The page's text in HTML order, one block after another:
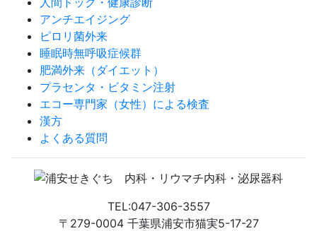
アンチエイジング
ピロリ菌外来
睡眠時無呼吸症候群
肥満外来（ダイエット）
プラセンタ・ビタミン注射
エコー専門家（女性）による検査
漢方
よくある質問
TEL:047-306-3557
〒279-0004 千葉県浦安市猫実5-17-27